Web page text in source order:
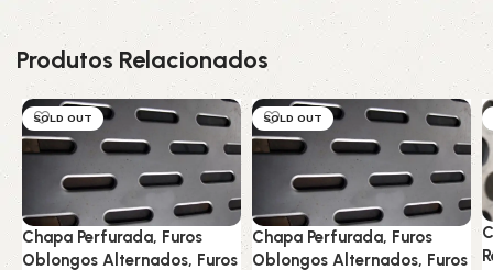
Produtos Relacionados
SOLD OUT
Chapa Perfurada, Furos
Oblongos Alternados, Furos
SOLD OUT
Chapa Perfurada, Furos
Oblongos Alternados, Furos